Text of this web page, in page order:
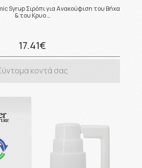
Syrup Σιρόπι για Ανακούφιση του Βήχα
& του Κρυο …
17.41€
κοντά σας